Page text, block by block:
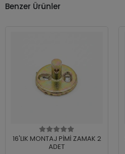
Benzer Ürünler
16'LIK MONTAJ PİMİ ZAMAK 2
ADET